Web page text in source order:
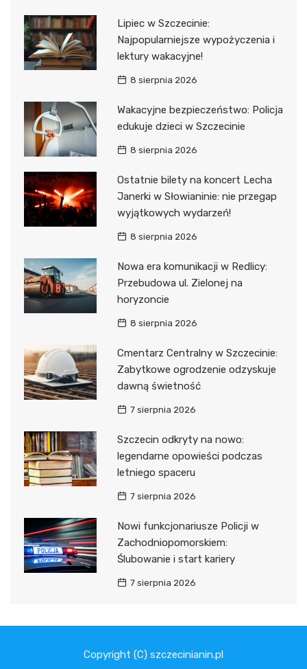
Lipiec w Szczecinie:
Najpopularniejsze wypożyczenia i
lektury wakacyjne!
8 sierpnia 2026
Wakacyjne bezpieczeństwo: Policja
edukuje dzieci w Szczecinie
8 sierpnia 2026
Ostatnie bilety na koncert Lecha
Janerki w Słowianinie: nie przegap
wyjątkowych wydarzeń!
8 sierpnia 2026
Nowa era komunikacji w Redlicy:
Przebudowa ul. Zielonej na
horyzoncie
8 sierpnia 2026
Cmentarz Centralny w Szczecinie:
Zabytkowe ogrodzenie odzyskuje
dawną świetność
7 sierpnia 2026
Szczecin odkryty na nowo:
legendarne opowieści podczas
letniego spaceru
7 sierpnia 2026
Nowi funkcjonariusze Policji w
Zachodniopomorskiem:
Ślubowanie i start kariery
7 sierpnia 2026
Copyright (C) szczecinianin.pl